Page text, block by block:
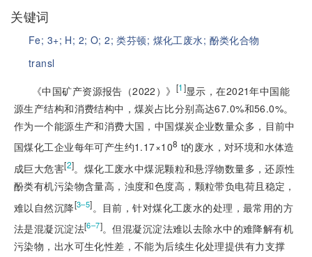
关键词
Fe; 3+; H; 2; O;2;类芬顿; 煤化工废水; 酚类化合物
transl
《中国矿产资源报告（2022）》 [1]显示，在2021年中国能
源生产结构和消费结构中，煤炭占比分别高达67.0%和56.0%。
作为一个能源生产和消费大国，中国煤炭企业数量众多，目前中
国煤化工企业每年可产生约1.17×108 t的废水，对环境和水体造
成巨大危害[2]。煤化工废水中煤泥颗粒和悬浮物数量多，还原性
酚类有机污染物含量高，浊度和色度高，颗粒带负电荷且稳定，
难以自然沉降[3–5]。目前，针对煤化工废水的处理，最常用的方
法是混凝沉淀法[6–7]。但混凝沉淀法难以去除水中的难降解有机
污染物，出水可生化性差，不能为后续生化处理提供有力支撑